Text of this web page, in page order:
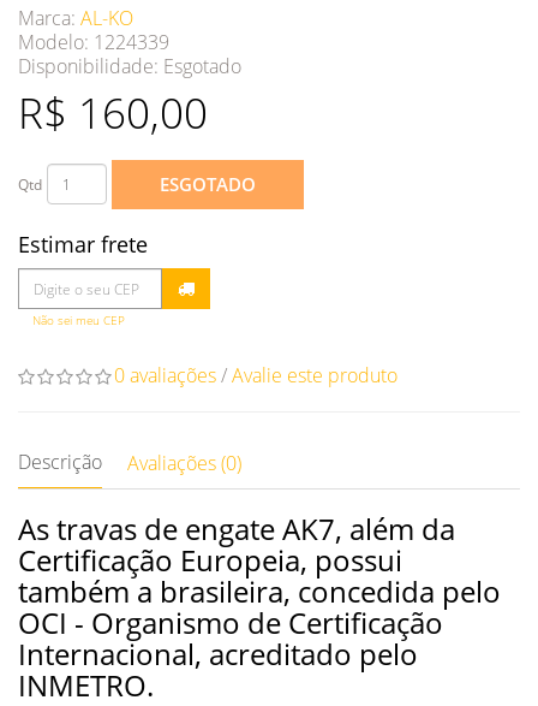
Marca: AL-KO
Modelo: 1224339
Disponibilidade: Esgotado
R$ 160,00
Qtd ESGOTADO
Estimar frete
Não sei meu CEP
0 avaliações/Avalie este produto
Descrição Avaliações (0)
As travas de engate AK7, além da
Certificação Europeia, possui
também a brasileira, concedida pelo
OCI - Organismo de Certificação
Internacional, acreditado pelo
INMETRO.